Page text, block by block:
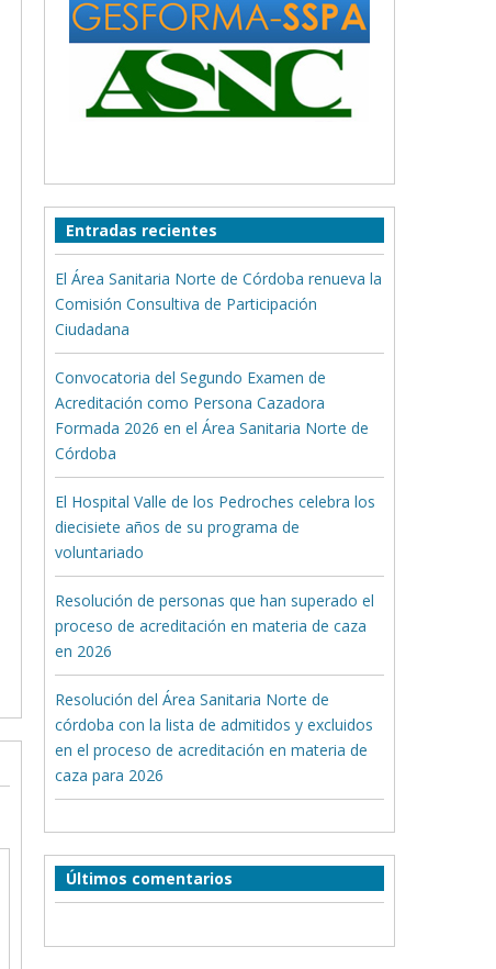
Entradas recientes
El Área Sanitaria Norte de Córdoba renueva la
Comisión Consultiva de Participación
Ciudadana
Convocatoria del Segundo Examen de
Acreditación como Persona Cazadora
Formada 2026 en el Área Sanitaria Norte de
Córdoba
El Hospital Valle de los Pedroches celebra los
diecisiete años de su programa de
voluntariado
Resolución de personas que han superado el
proceso de acreditación en materia de caza
en 2026
Resolución del Área Sanitaria Norte de
córdoba con la lista de admitidos y excluidos
en el proceso de acreditación en materia de
caza para 2026
Últimos comentarios